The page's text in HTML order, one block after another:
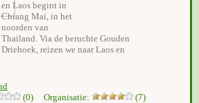
en Laos begint in
Chiang Mai, in het
noorden van
Thailand. Via de beruchte Gouden
Driehoek, reizen we naar Laos en
(0) Organisatie: (7)